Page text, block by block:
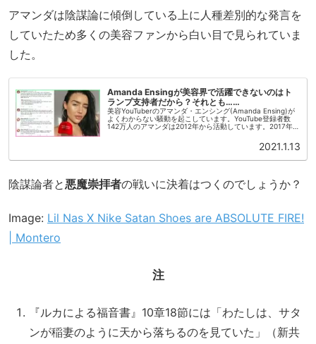
アマンダは陰謀論に傾倒している上に人種差別的な発言を
していたため多くの美容ファンから白い目で見られていま
した。
Amanda Ensingが美容界で活躍できないのはト
ランプ支持者だから？それとも……
美容YouTuberのアマンダ・エンシング(Amanda Ensing)が
よくわからない騒動を起こしています。YouTube登録者数
142万人のアマンダは2012年から活動しています。2017年に
2021.1.13
陰謀論者と悪魔崇拝者の戦いに決着はつくのでしょうか？
Image: Lil Nas X Nike Satan Shoes are ABSOLUTE FIRE!
| Montero
注
『ルカによる福音書』10章18節には「わたしは、サタ
ンが稲妻のように天から落ちるのを見ていた」（新共